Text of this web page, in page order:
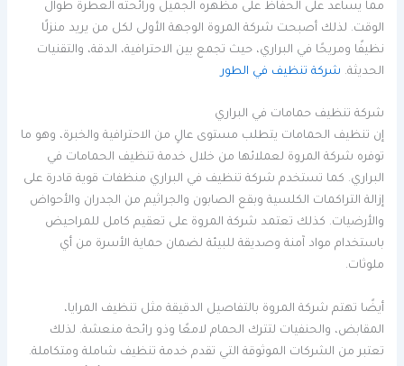
مما يساعد على الحفاظ على مظهره الجميل ورائحته العطرة طوال
الوقت. لذلك أصبحت شركة المروة الوجهة الأولى لكل من يريد منزلًا
نظيفًا ومريحًا في البراري، حيث تجمع بين الاحترافية، الدقة، والتقنيات
الحديثة. شركة تنظيف في الطور
شركة تنظيف حمامات في البراري
إن تنظيف الحمامات يتطلب مستوى عالٍ من الاحترافية والخبرة، وهو ما
توفره شركة المروة لعملائها من خلال خدمة تنظيف الحمامات في
البراري. كما تستخدم شركة تنظيف في البراري منظفات قوية قادرة على
إزالة التراكمات الكلسية وبقع الصابون والجراثيم من الجدران والأحواض
والأرضيات. كذلك تعتمد شركة المروة على تعقيم كامل للمراحيض
باستخدام مواد آمنة وصديقة للبيئة لضمان حماية الأسرة من أي
ملوثات.
أيضًا تهتم شركة المروة بالتفاصيل الدقيقة مثل تنظيف المرايا،
المقابض، والحنفيات لتترك الحمام لامعًا وذو رائحة منعشة. لذلك
تعتبر من الشركات الموثوقة التي تقدم خدمة تنظيف شاملة ومتكاملة.